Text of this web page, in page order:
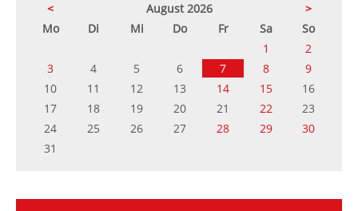
< August 2026
>
Montag Di enstagMittwochDonnerstag
Freitag SamstagSonntag
1
2
3
4 5 6 7 8
9
10
11 12 13 14 15
16
17
18 19 20 21 22
23
24
25 26 27 28 29
30
31